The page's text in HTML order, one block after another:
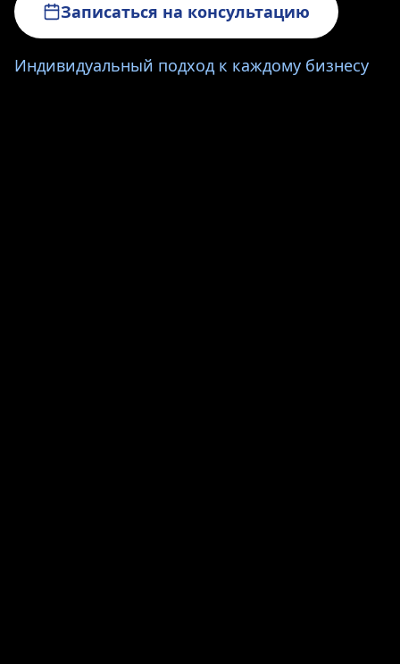
Записаться на консультацию
Индивидуальный подход к каждому бизнесу